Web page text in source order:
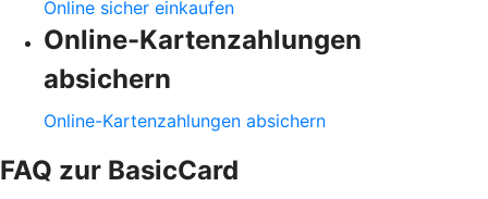
Online sicher einkaufen
Online-Kartenzahlungen
absichern
Online-Kartenzahlungen absichern
FAQ zur BasicCard